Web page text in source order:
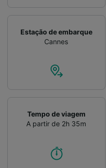
Estação de embarque
Cannes
Tempo de viagem
A partir de 2h 35m
Verificar ativamente
dispositivo para
Publicidade e
medição de
Lista de parceiros